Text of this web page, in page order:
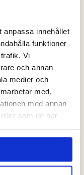
anpassa innehållet
funktioner
Vi
och annan
medier och
med.
med annan
som de har